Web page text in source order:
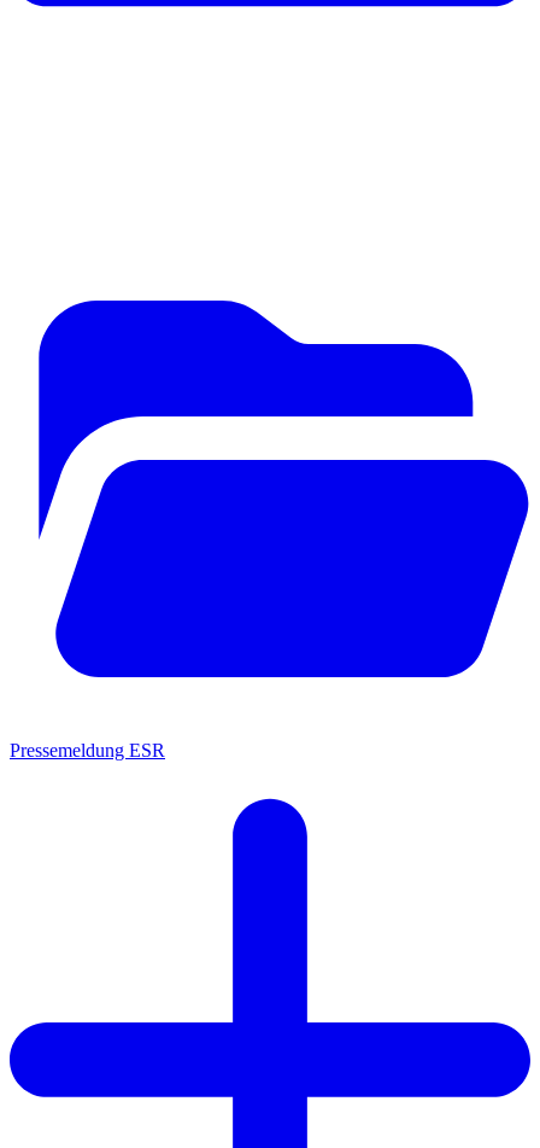
Pressemeldung ESR